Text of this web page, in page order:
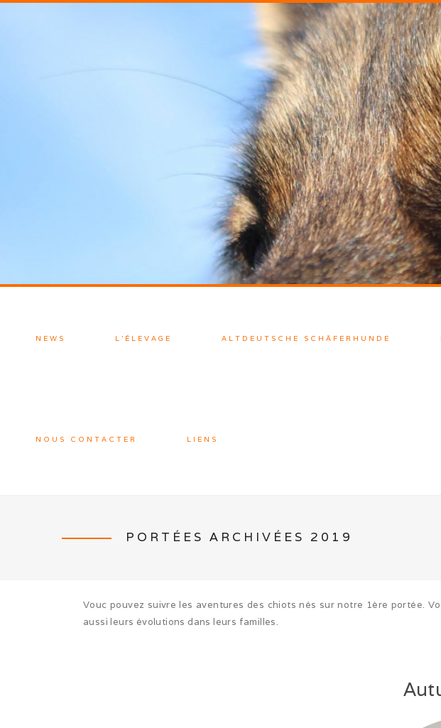
NEWS L’ÉLEVAGE ALTDEUTSCHE SCHÄFERHUNDE
NOUS CONTACTER LIENS
PORTÉES ARCHIVÉES 2019
Vouc pouvez suivre les aventures des chiots nés sur notre 1ère portée.
aussi leurs évolutions dans leurs familles.